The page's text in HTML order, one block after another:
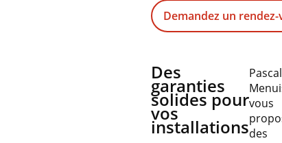
Demandez un rendez-
Des
garanties
solides pour
vos
installations
Pascal
vous
des